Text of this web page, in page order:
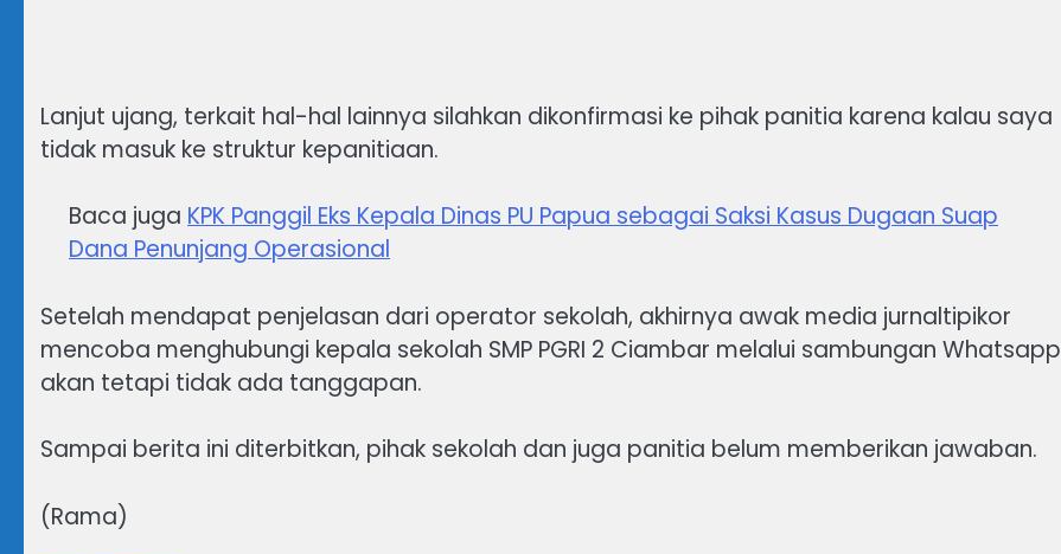
Lanjut ujang, terkait hal-hal lainnya silahkan dikonfirmasi ke pihak panitia karena kalau saya
tidak masuk ke struktur kepanitiaan.
Baca juga KPK Panggil Eks Kepala Dinas PU Papua sebagai Saksi Kasus Dugaan Suap
Dana Penunjang Operasional
Setelah mendapat penjelasan dari operator sekolah, akhirnya awak media jurnaltipikor
mencoba menghubungi kepala sekolah SMP PGRI 2 Ciambar melalui sambungan Whatsapp
akan tetapi tidak ada tanggapan.
Sampai berita ini diterbitkan, pihak sekolah dan juga panitia belum memberikan jawaban.
(Rama)